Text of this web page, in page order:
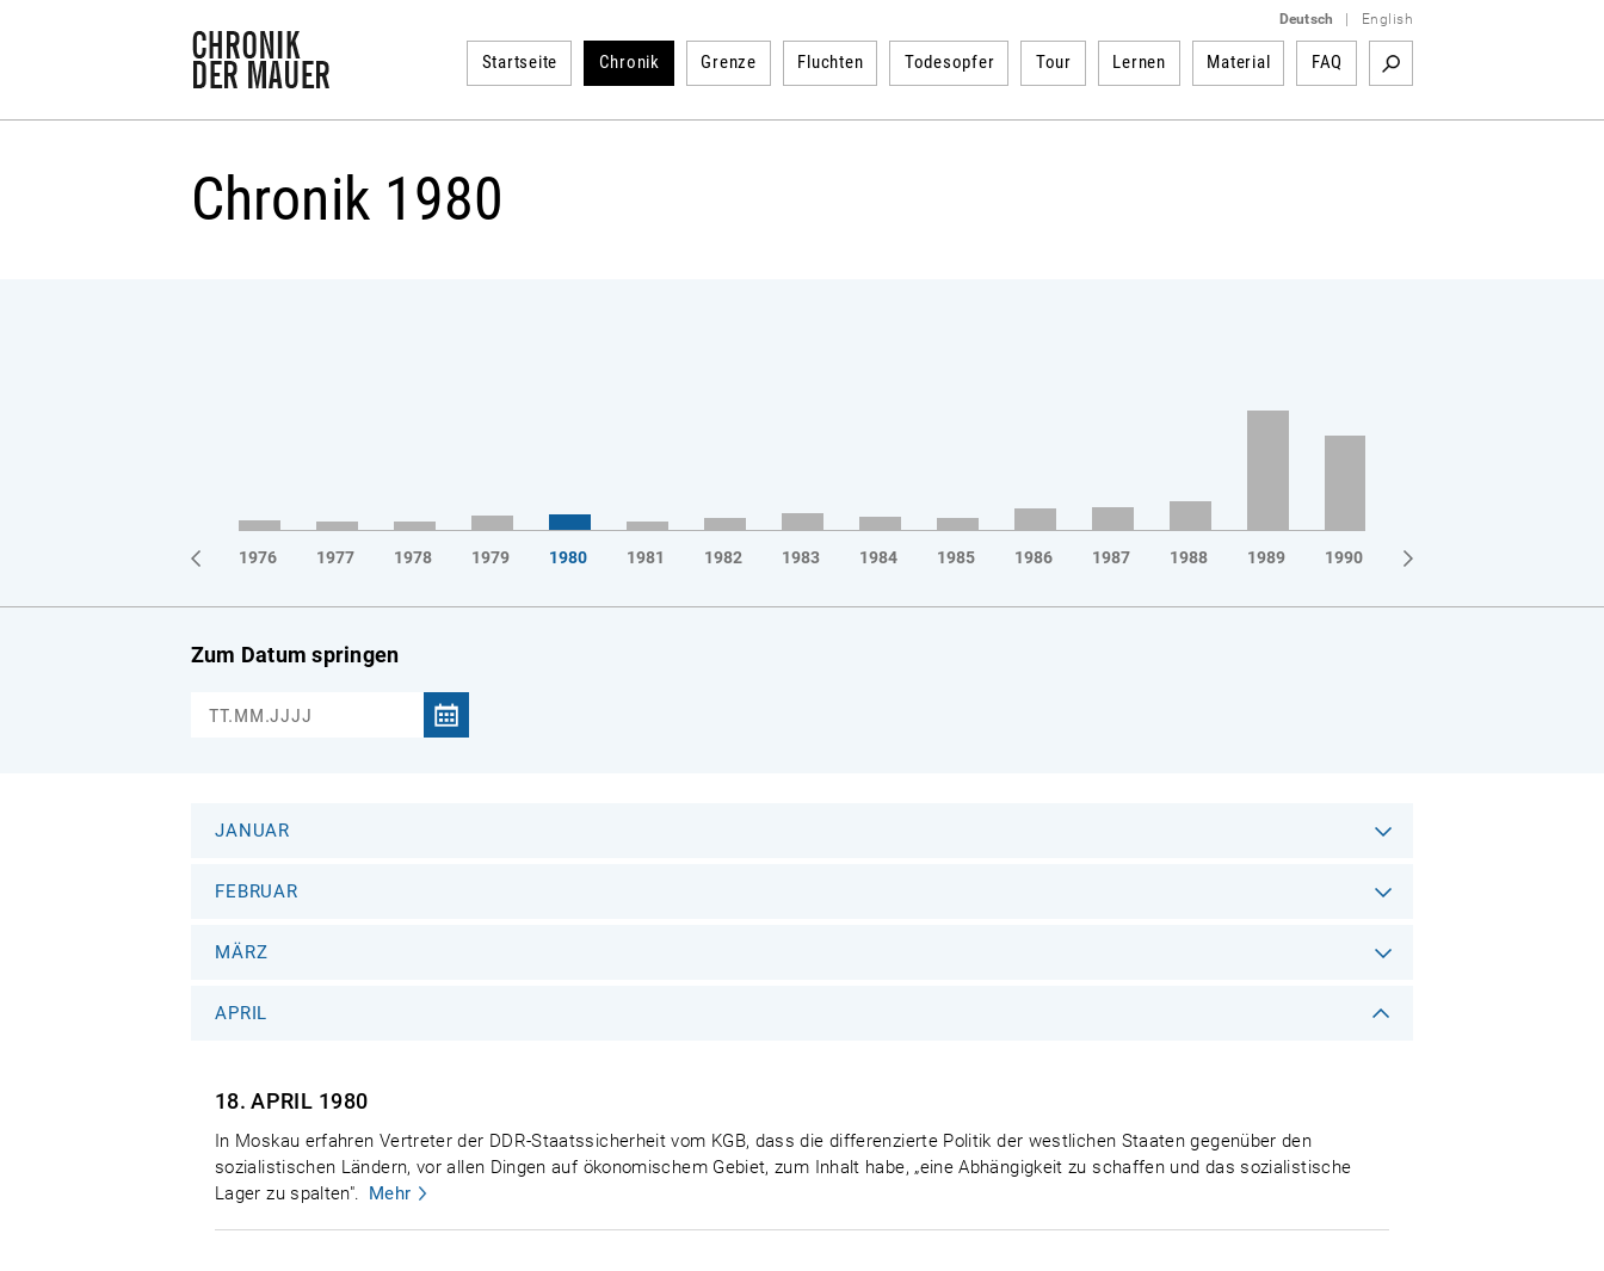
Deutsch English
Startseite Chronik Grenze Fluchten Todesopfer Tour Lernen Material FAQ
Chronik 1980
1975 1976 1977 1978 1979 1980 1981 1982 1983 1984 1985 1986 1987 1988 1989 1990
Zum Datum springen
JANUAR
FEBRUAR
MÄRZ
APRIL
18. APRIL 1980
In Moskau erfahren Vertreter der DDR-Staatssicherheit vom KGB, dass die differenzierte Politik der westlichen Staaten gegenüber den
sozialistischen Ländern, vor allen Dingen auf ökonomischem Gebiet, zum Inhalt habe, „eine Abhängigkeit zu schaffen und das sozialistische
Lager zu spalten". Mehr